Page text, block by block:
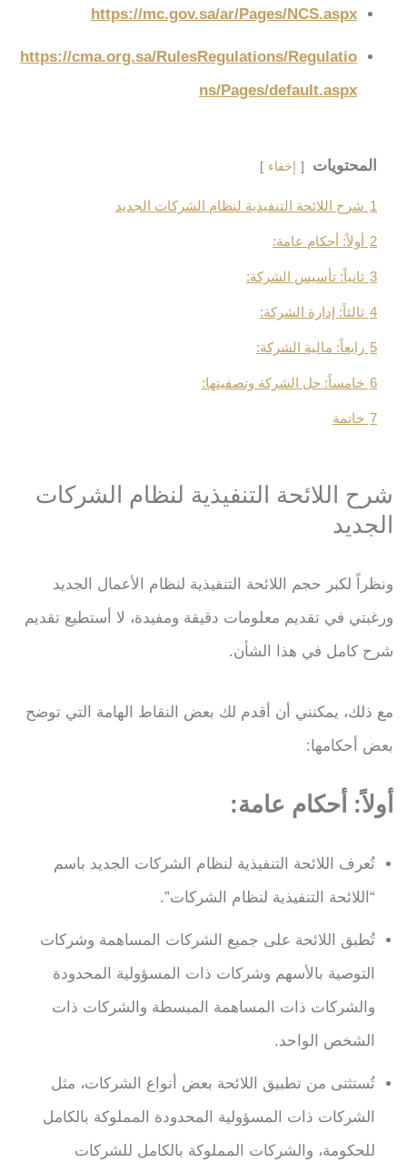
https://mc.gov.sa/ar/Pages/NCS.aspx
https://cma.org.sa/RulesRegulations/Regulatio
ns/Pages/default.aspx
المحتويات إخفاء
1 شرح اللائحة التنفيذية لنظام الشركات الجديد
2 أولاً: أحكام عامة:
3 ثانياً: تأسيس الشركة:
4 ثالثاً: إدارة الشركة:
5 رابعاً: مالية الشركة:
6 خامساً: حل الشركة وتصفيتها:
7 خاتمة
شرح اللائحة التنفيذية لنظام الشركات
الجديد
ونظراً لكبر حجم اللائحة التنفيذية لنظام الأعمال الجديد
ورغبتي في تقديم معلومات دقيقة ومفيدة، لا أستطيع تقديم
شرح كامل في هذا الشأن.
مع ذلك، يمكنني أن أقدم لك بعض النقاط الهامة التي توضح
بعض أحكامها:
أولاً: أحكام عامة:
تُعرف اللائحة التنفيذية لنظام الشركات الجديد باسم
“اللائحة التنفيذية لنظام الشركات”.
تُطبق اللائحة على جميع الشركات المساهمة وشركات
التوصية بالأسهم وشركات ذات المسؤولية المحدودة
والشركات ذات المساهمة المبسطة والشركات ذات
الشخص الواحد.
تُستثنى من تطبيق اللائحة بعض أنواع الشركات، مثل
الشركات ذات المسؤولية المحدودة المملوكة بالكامل
للحكومة، والشركات المملوكة بالكامل للشركات